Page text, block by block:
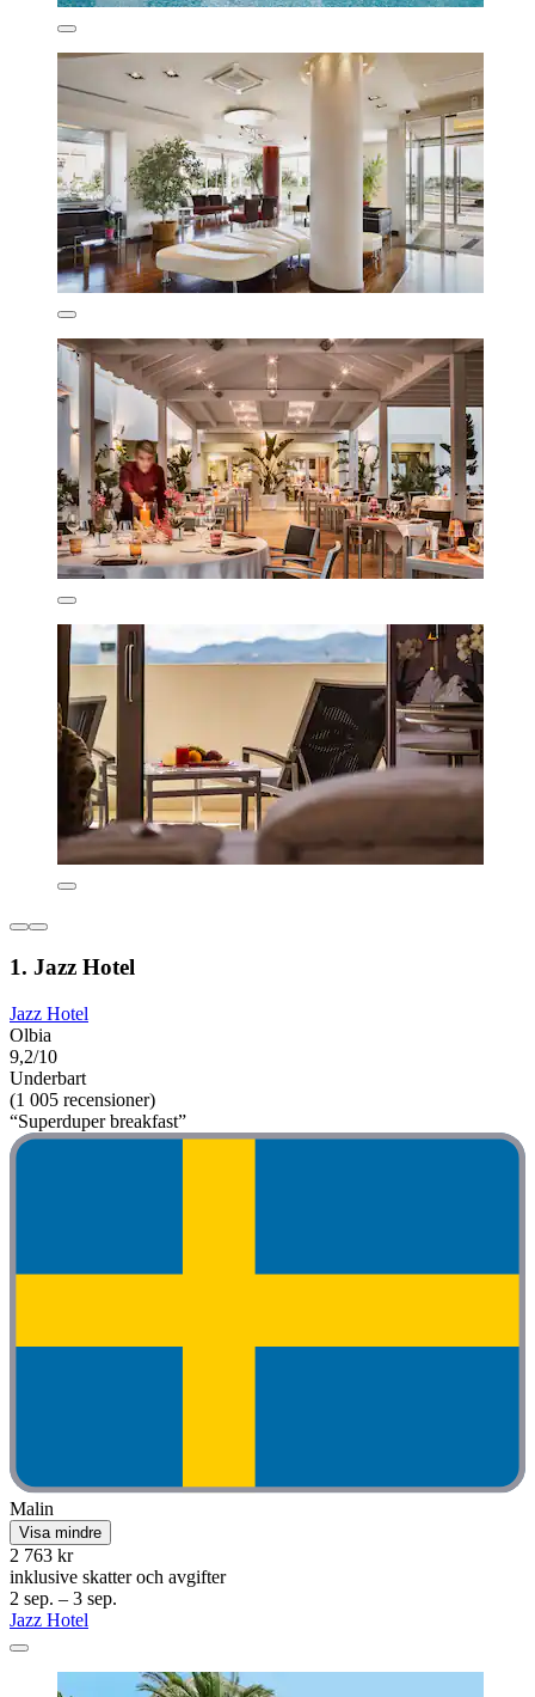
1. Jazz Hotel
Jazz Hotel
Olbia
9,2/10
Underbart
(1 005 recensioner)
“Superduper breakfast”
Malin
Visa mindre
2 763 kr
inklusive skatter och avgifter
2 sep. – 3 sep.
Jazz Hotel